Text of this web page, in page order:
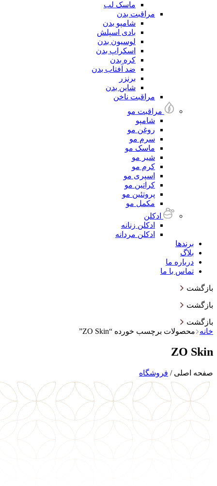
ماسک لب
مراقبت بدن
شامپو بدن
بادی اسپلش
لوسیون بدن
اسکراپ بدن
کره بدن
ضد آفتاب بدن
برنزر
شاین بدن
مراقبت ناخن
مراقبت مو
شامپو
روغن مو
سرم مو
ماسک مو
شیر مو
کرم مو
اسپری مو
کراتین مو
پروتئین مو
مکمل مو
ادکلن
ادکلن زنانه
ادکلن مردانه
برندها
بلاگ
درباره ما
تماس با ما
بازگشت
بازگشت
بازگشت
خانه
محصولات برچسب خورده “ZO Skin”
ZO Skin
صفحه اصلی / فروشگاه